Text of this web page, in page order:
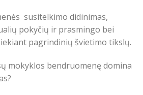
susitelkimo didinimas,
pokyčių ir prasmingo bei
pagrindinių švietimo tikslų.
mokyklos bendruomenę domina